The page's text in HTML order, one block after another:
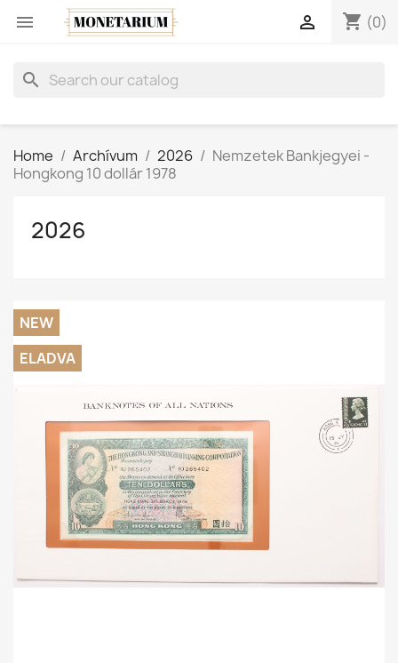
 shopping_cart (0)

search
Home Archívum 2026
Nemzetek Bankjegyei -
Hongkong 10 dollár 1978
2026
NEW
ELADVA